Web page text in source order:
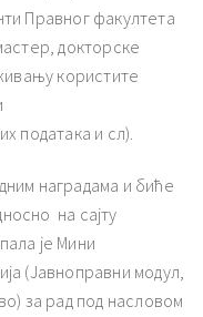
Правног факултета
докторске
користите
података и сл).
наградама и биће
на сајту
је Мини
(Јавноправни модул,
за рад под насловом